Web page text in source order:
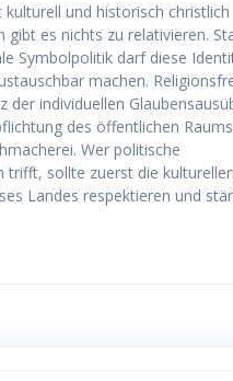
kulturell und historisch christlich
gibt es nichts zu relativieren.
Symbolpolitik darf diese
machen.
der individuellen
des öffentlichen
Wer politische
trifft, sollte zuerst die kulturellen
Landes respektieren und